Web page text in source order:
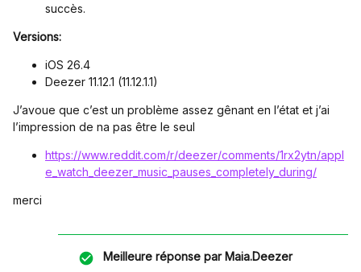
succès.
Versions:
iOS 26.4
Deezer 11.12.1 (11.12.1.1)
J’avoue que c’est un problème assez gênant en l’état et j’ai
l’impression de na pas être le seul
https://www.reddit.com/r/deezer/comments/1rx2ytn/appl
e_watch_deezer_music_pauses_completely_during/
merci
Meilleure réponse parMaia.Deezer